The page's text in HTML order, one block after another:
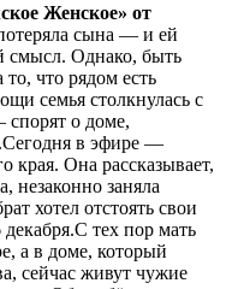
Женское» от
сына — и ей
смысл. Однако, быть
что рядом есть
семья столкнулась с
спорят о доме,
в эфире —
края. Она рассказывает,
незаконно заняла
хотел отстоять свои
тех пор мать
а в доме, который
сейчас живут чужие